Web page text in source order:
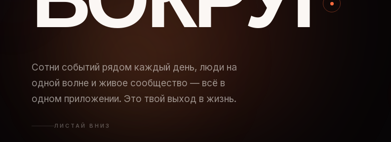
Сотни событий рядом каждый день, люди на
одной волне и живое сообщество — всё в
одном приложении. Это твой выход в жизнь.
ЛИСТАЙ ВНИЗ